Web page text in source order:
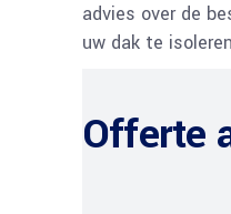
advies over de
uw dak te
Offerte